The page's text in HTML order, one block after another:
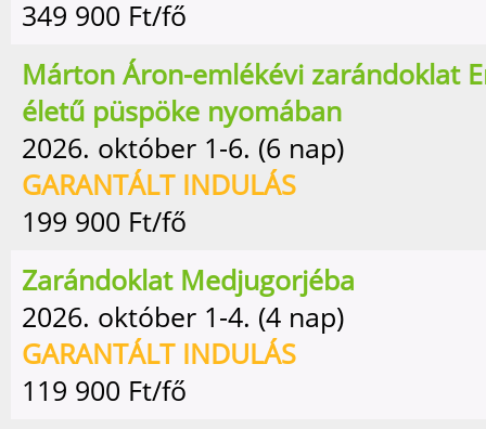
349 900 Ft/fő
Márton Áron-emlékévi zarándoklat
életű püspöke nyomában
2026. október 1-6. (6 nap)
GARANTÁLT INDULÁS
199 900 Ft/fő
Zarándoklat Medjugorjéba
2026. október 1-4. (4 nap)
GARANTÁLT INDULÁS
119 900 Ft/fő